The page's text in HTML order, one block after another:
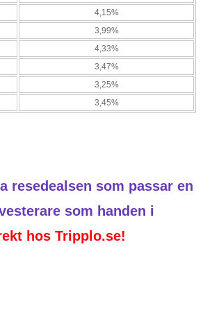
4,15%
3,99%
4,33%
3,47%
3,25%
3,45%
resedealsen som passar en
som handen i
hos Tripplo.se!